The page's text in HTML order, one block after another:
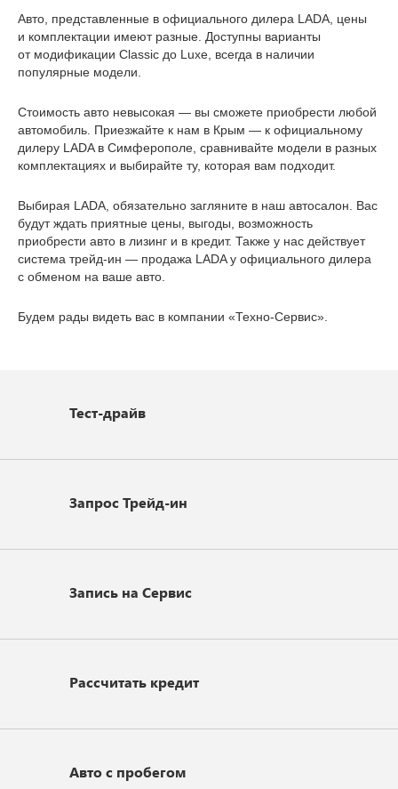
Авто, представленные в официального дилера LADA, цены
и комплектации имеют разные. Доступны варианты
от модификации Classic до Luxe, всегда в наличии
популярные модели.
Стоимость авто невысокая — вы сможете приобрести любой
автомобиль. Приезжайте к нам в Крым — к официальному
дилеру LADA в Симферополе, сравнивайте модели в разных
комплектациях и выбирайте ту, которая вам подходит.
Выбирая LADA, обязательно загляните в наш автосалон. Вас
будут ждать приятные цены, выгоды, возможность
приобрести авто в лизинг и в кредит. Также у нас действует
система трейд-ин — продажа LADA у официального дилера
с обменом на ваше авто.
Будем рады видеть вас в компании «Техно-Сервис».
Тест-драйв
Запрос Трейд-ин
Запись на Сервис
Рассчитать кредит
Авто с пробегом